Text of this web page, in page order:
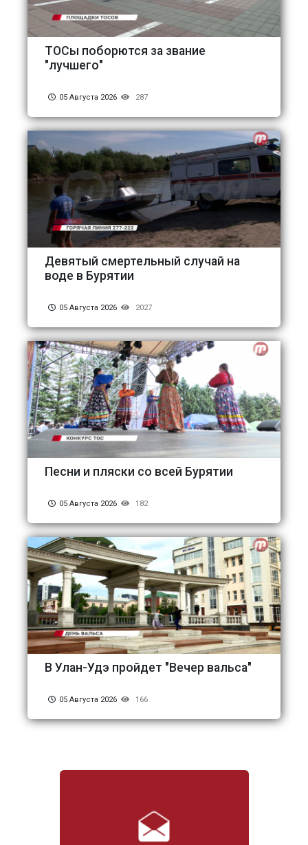
ТОСы поборются за звание
"лучшего"
05 Августа 2026 287
Девятый смертельный случай на
воде в Бурятии
05 Августа 2026 2027
Песни и пляски со всей Бурятии
05 Августа 2026 182
В Улан-Удэ пройдет "Вечер вальса"
05 Августа 2026 166